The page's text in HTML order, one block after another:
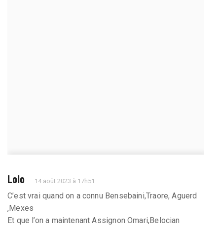
Lolo 14 août 2023 à 17h51
C’est vrai quand on a connu Bensebaini,Traore, Aguerd
,Mexes
Et que l’on a maintenant Assignon Omari,Belocian